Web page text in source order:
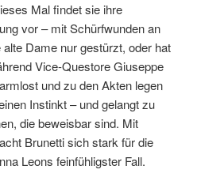
Mal findet sie ihre
vor – mit Schürfwunden an
Dame nur gestürzt, oder hat
Vice-Questore Giuseppe
und zu den Akten legen
Instinkt – und gelangt zu
die beweisbar sind. Mit
Brunetti sich stark für die
Leons feinfühligster Fall.